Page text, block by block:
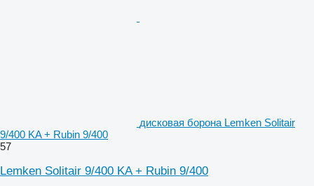
дисковая борона Lemken Solitair
9/400 KA + Rubin 9/400
57
Lemken Solitair 9/400 KA + Rubin 9/400